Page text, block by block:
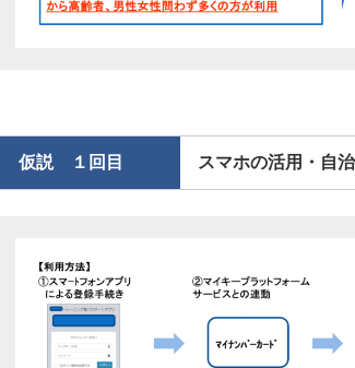
仮説 １回目 スマホの活用・自